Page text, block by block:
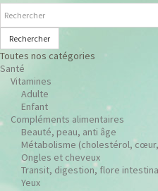
Rechercher
Toutes nos catégories
Santé
Vitamines
Adulte
Enfant
Compléments alimentaires
Beauté, peau, anti âge
Métabolisme (cholestérol,
Ongles et cheveux
Transit, digestion, flore
Yeux